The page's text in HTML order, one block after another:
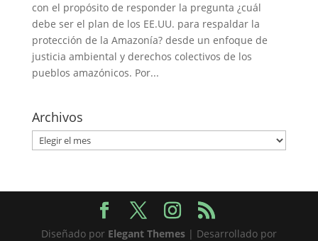
con el propósito de responder la pregunta ¿cuál
debe ser el plan de los EE.UU. para respaldar la
protección de la Amazonía? desde un enfoque de
justicia ambiental y derechos colectivos de los
pueblos amazónicos. Por...
Archivos
Archivos
Diseñado por Elegant Themes| Desarrollado por